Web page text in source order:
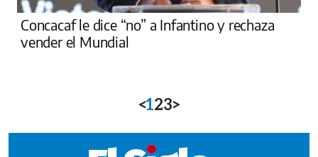
Concacaf le dice “no” a Infantino y rechaza
vender el Mundial
<123>